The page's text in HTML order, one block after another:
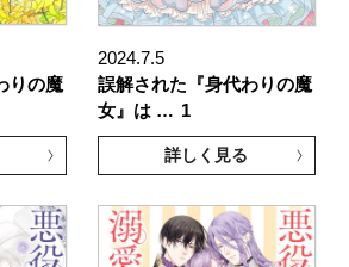
りの魔
2024.7.5
誤解された『身代わりの魔
女』は … 1
詳しく見る